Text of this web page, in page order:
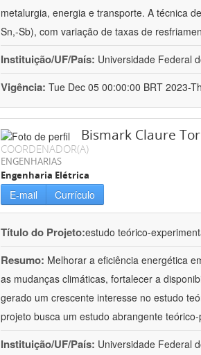
metalurgia, energia e transporte. A técnica
Sn,-Sb), com variação de taxas de
Instituição/UF/País: Universidade Federal
Vigência: Tue Dec 05 00:00:00 BRT 2023-
Bismark Claure
COORDENADOR(A)
ENGENHARIAS
Engenharia Elétrica
E-mail Currículo
Título do Projeto:estudo teórico-
Resumo: Melhorar a eficiência energética
as mudanças climáticas, fortalecer a
gerado um crescente interesse no estudo
projeto busca um estudo abrangente
Instituição/UF/País: Universidade Federal